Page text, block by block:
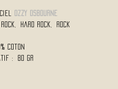
OZZY OSBOURNE
Hard Rock, Rock
Coton
: 80 Gr